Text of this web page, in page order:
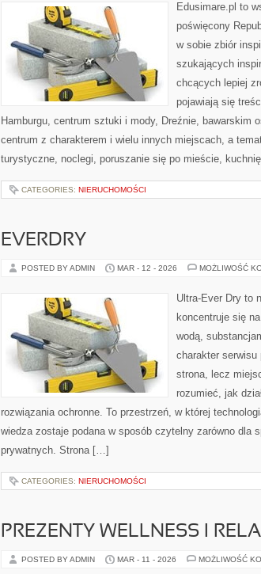
Edusimare.pl to
poświęcony
w sobie zbiór
szukających
chcących lepiej
pojawiają się
Hamburgu, centrum sztuki i mody, Dreźnie, bawarskim
centrum z charakterem i wielu innych miejscach, a
turystyczne, noclegi, poruszanie się po mieście,
CATEGORIES: NIERUCHOMOŚCI
EVERDRY
POSTED BY ADMIN MAR - 12 - 2026 MOŻLIWOŚĆ
Ultra-Ever Dry to
koncentruje się
wodą,
charakter
strona, lecz
rozumieć, jak
rozwiązania ochronne. To przestrzeń, w której
wiedza zostaje podana w sposób czytelny zarówno dla
prywatnych. Strona […]
CATEGORIES: NIERUCHOMOŚCI
PREZENTY WELLNESS I
POSTED BY ADMIN MAR - 11 - 2026 MOŻLIWOŚĆ